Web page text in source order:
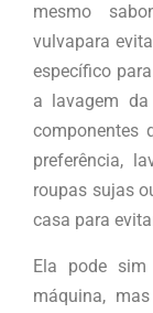
mesmo
vulvapara
específico
a lavagem
componentes
preferência,
roupas sujas
casa para
Ela pode
máquina,